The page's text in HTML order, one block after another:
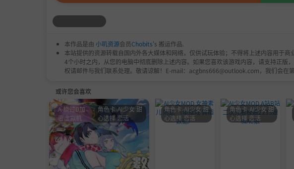
本作品是由 小叽资源会员Chobits's 搬运作品.
本站提供的资源转载自国内外各大媒体和网络，仅供试玩体验；不得将上述内容用于
4个小时之内，从您的电脑中彻底删除上述内容。如果您喜欢该游戏内容，请支持正版
权请邮件与我们联系处理。敬请谅解！E-mail：acgbns666@outlook.com，我们会在
或许您会喜欢
A-绕过D加
密虚拟机
角色卡-AI少女 甜
心选择 恋活
角色卡-AI少女 甜
心选择 恋活
角色卡-AI少女 甜
心选择 恋活